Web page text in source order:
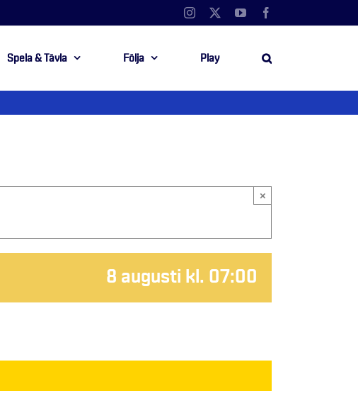
Instagram YouTube
Spela & Tävla Följa Play
×
8 augusti kl. 07:00